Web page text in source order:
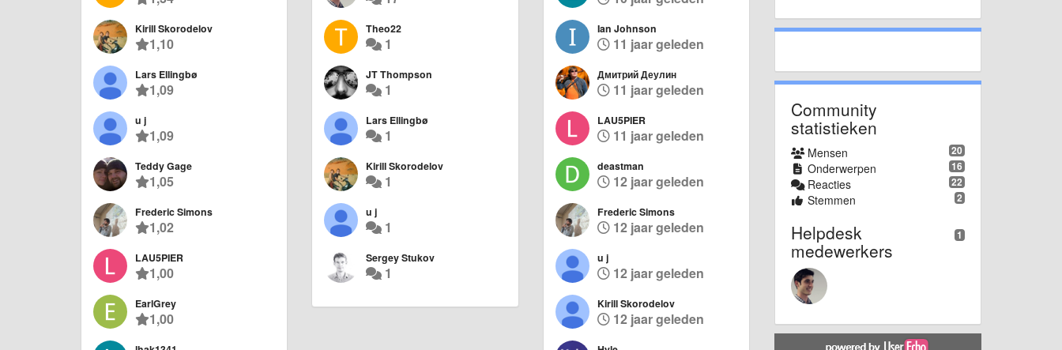
Kirill Skorodelov
1,10
Lars Ellingbø
1,09
u j
1,09
Teddy Gage
1,05
Frederic Simons
1,02
LAU5PIER
1,00
EarlGrey
1,00
Theo22
1
JT Thompson
1
Lars Ellingbø
1
Kirill Skorodelov
1
u j
1
Sergey Stukov
1
Ian Johnson
11 jaar geleden
Дмитрий Деулин
11 jaar geleden
LAU5PIER
11 jaar geleden
deastman
12 jaar geleden
Frederic Simons
12 jaar geleden
u j
12 jaar geleden
Kirill Skorodelov
12 jaar geleden
Community
statistieken
20
Mensen
16
Onderwerpen
22
Reacties
2
Stemmen
1
Helpdesk
medewerkers